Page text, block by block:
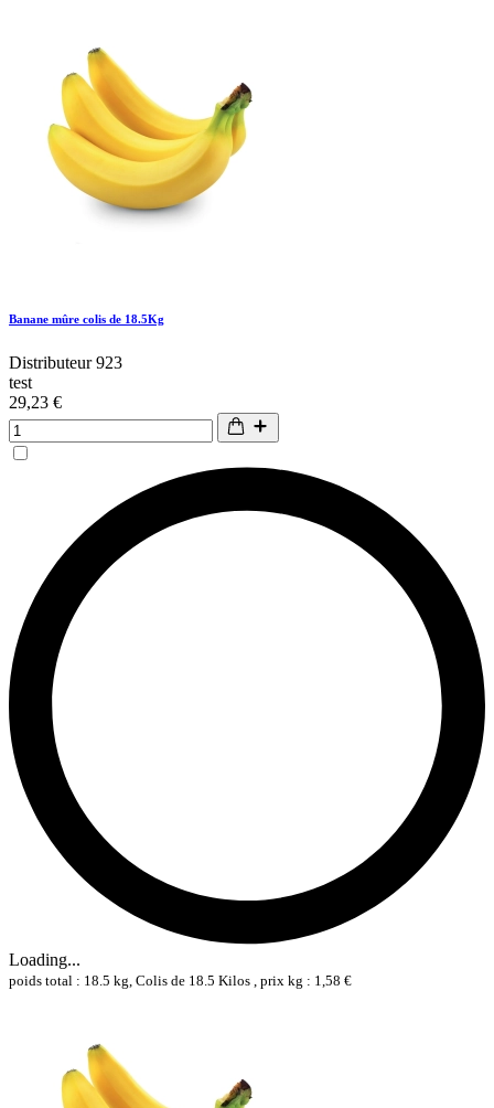
Banane mûre colis de 18.5Kg
Distributeur 923
test
29,23 €
Loading...
poids total : 18.5 kg, Colis de 18.5 Kilos , prix kg : 1,58 €